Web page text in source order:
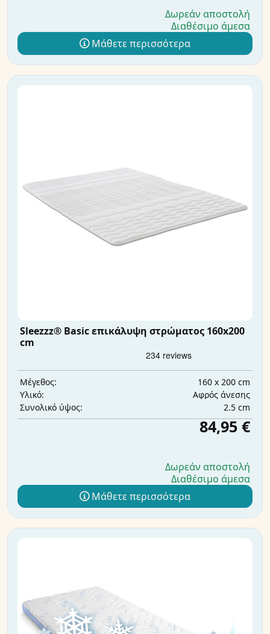
Δωρεάν αποστολή
Διαθέσιμο άμεσα
Μάθετε περισσότερα
Sleezzz® Basic επικάλυψη στρώματος 160x200
cm
Μέγεθος:
160 x 200 cm
Υλικό:
Αφρός άνεσης
Συνολικό ύψος:
2.5 cm
84,95 €
Δωρεάν αποστολή
Διαθέσιμο άμεσα
Μάθετε περισσότερα